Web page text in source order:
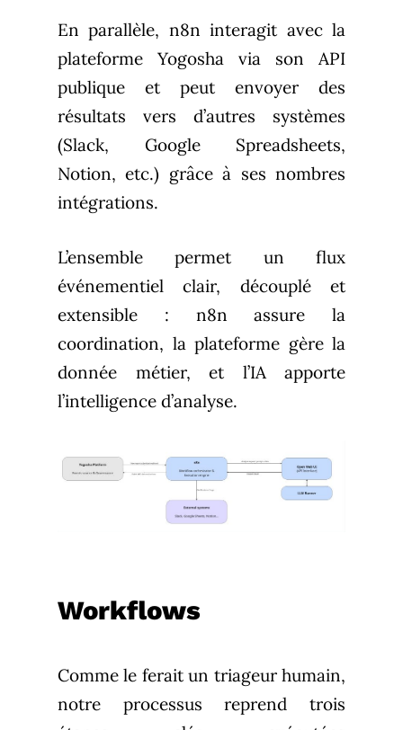
En parallèle, n8n interagit avec la
plateforme Yogosha via son API
publique et peut envoyer des
résultats vers d’autres systèmes
(Slack, Google Spreadsheets,
Notion, etc.) grâce à ses nombres
intégrations.
L’ensemble permet un flux
événementiel clair, découplé et
extensible : n8n assure la
coordination, la plateforme gère la
donnée métier, et l’IA apporte
l’intelligence d’analyse.
Workflows
Comme le ferait un triageur humain,
notre processus reprend trois